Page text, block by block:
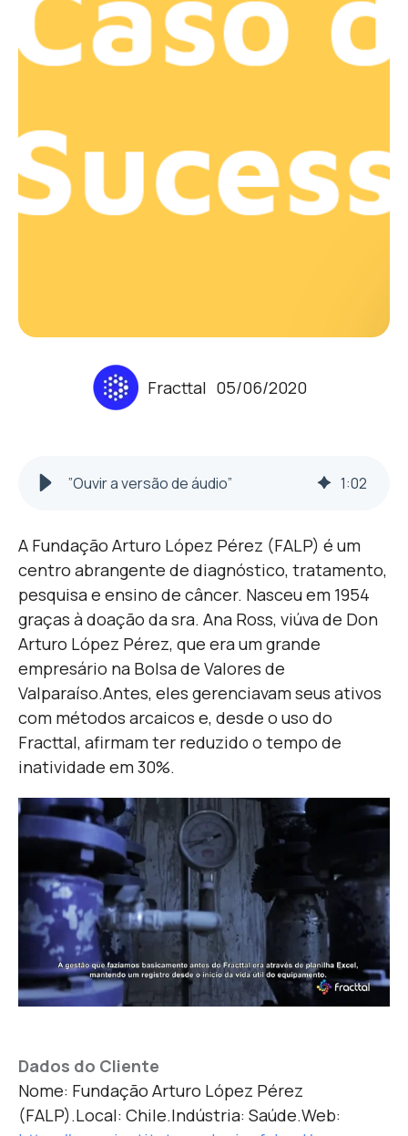
Fracttal 05/06/2020
”Ouvir a versão de áudio” 1:02
A Fundação Arturo López Pérez (FALP) é um
centro abrangente de diagnóstico, tratamento,
pesquisa e ensino de câncer. Nasceu em 1954
graças à doação da sra. Ana Ross, viúva de Don
Arturo López Pérez, que era um grande
empresário na Bolsa de Valores de
Valparaíso.Antes, eles gerenciavam seus ativos
com métodos arcaicos e, desde o uso do
Fracttal, afirmam ter reduzido o tempo de
inatividade em 30%.
Dados do Cliente
Nome: Fundação Arturo López Pérez
(FALP).Local: Chile.Indústria: Saúde.Web: